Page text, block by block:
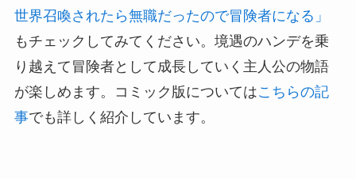
世界召喚されたら無職だったので冒険者になる」
もチェックしてみてください。境遇のハンデを乗
り越えて冒険者として成長していく主人公の物語
が楽しめます。コミック版についてはこちらの記
事でも詳しく紹介しています。